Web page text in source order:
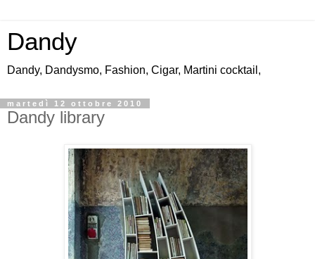
Dandy
Dandy, Dandysmo, Fashion, Cigar, Martini cocktail,
martedì 12 ottobre 2010
Dandy library